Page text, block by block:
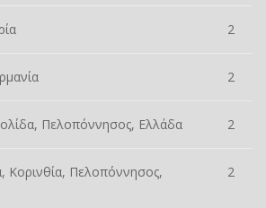
2
2
Πελοπόννησος, Ελλάδα 2
Κορινθία, Πελοπόννησος,
2